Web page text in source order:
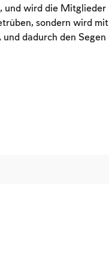
und wird die Mitglieder
sondern wird mit
dadurch den Segen